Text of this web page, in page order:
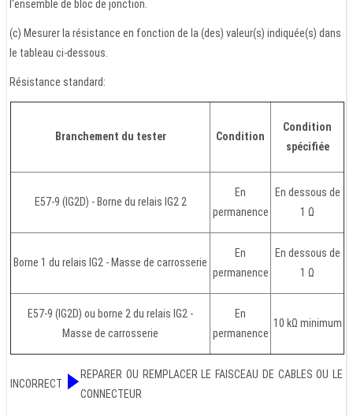
l'ensemble de bloc de jonction.
(c) Mesurer la résistance en fonction de la (des) valeur(s) indiquée(s) dans
le tableau ci-dessous.
Résistance standard:
Branchement du tester Condition
Condition
spécifiée
E57-9 (IG2D) - Borne du relais IG2 2
En
permanence
En dessous de
1 Ω
Borne 1 du relais IG2 - Masse de carrosserie
En
permanence
En dessous de
1 Ω
E57-9 (IG2D) ou borne 2 du relais IG2 -
Masse de carrosserie
En
permanence
10 kΩ minimum
INCORRECT
REPARER OU REMPLACER LE FAISCEAU DE CABLES OU LE
CONNECTEUR